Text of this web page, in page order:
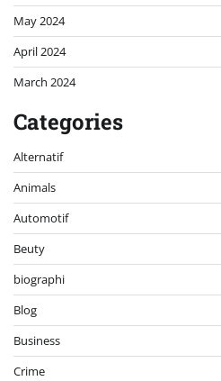
May 2024
April 2024
March 2024
Categories
Alternatif
Animals
Automotif
Beuty
biographi
Blog
Business
Crime